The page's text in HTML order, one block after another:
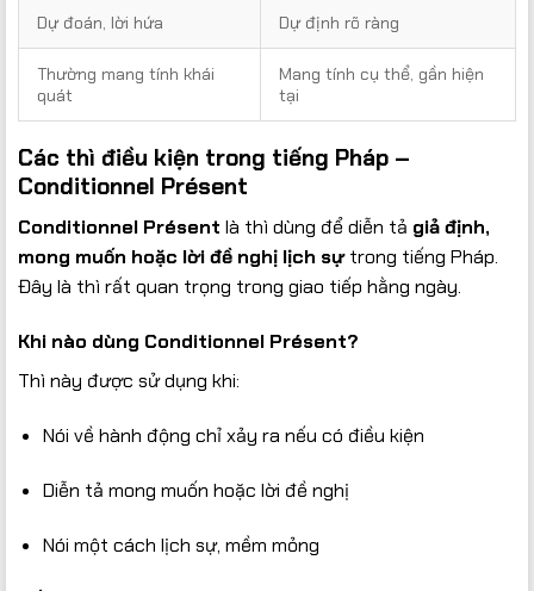
Dự đoán, lời hứa Dự định rõ ràng
Thường mang tính khái
quát
Mang tính cụ thể, gần hiện
tại
Các thì điều kiện trong tiếng Pháp –
Conditionnel Présent
Conditionnel Présent là thì dùng để diễn tả giả định,
mong muốn hoặc lời đề nghị lịch sựtrong tiếng Pháp.
Đây là thì rất quan trọng trong giao tiếp hằng ngày.
Khi nào dùng Conditionnel Présent?
Thì này được sử dụng khi:
Nói về hành động chỉ xảy ra nếu có điều kiện
Diễn tả mong muốn hoặc lời đề nghị
Nói một cách lịch sự, mềm mỏng